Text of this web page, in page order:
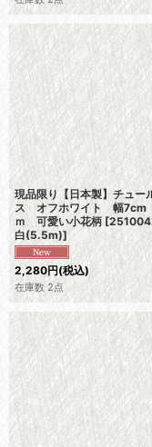
現品限り【日本製】チュー
ス オフホワイト 幅
ｍ 可愛い小花柄 [
白(5.5m)]
2,280円(税込)
在庫数 2点